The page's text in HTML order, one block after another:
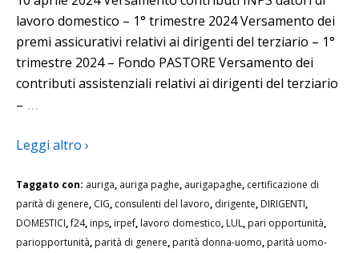
lavoro domestico – 1° trimestre 2024 Versamento dei
premi assicurativi relativi ai dirigenti del terziario – 1°
trimestre 2024 – Fondo PASTORE Versamento dei
contributi assistenziali relativi ai dirigenti del terziario
– …
Leggi altro ›
Taggato con: auriga, auriga paghe, aurigapaghe, certificazione di
parità di genere, CIG, consulenti del lavoro, dirigente, DIRIGENTI,
DOMESTICI,f24, inps, irpef, lavoro domestico, LUL, pari opportunità,
pariopportunità, parità di genere, parità donna-uomo, parità uomo-